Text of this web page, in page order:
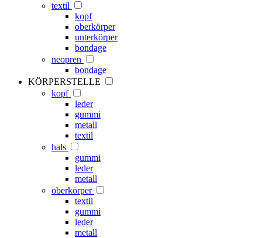
textil
kopf
oberkörper
unterkörper
bondage
neopren
bondage
KÖRPERSTELLE
kopf
leder
gummi
metall
textil
hals
gummi
leder
metall
oberkörper
textil
gummi
leder
metall